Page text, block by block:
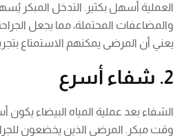
العملية أسهل بكثير. التدخل المبكر
والمضاعفات المحتملة، مما يجعل
يعني أن المرضى يمكنهم الاستمتاع
2. شفاء أسرع
الشفاء بعد عملية المياه البيضاء يكون
وقت مبكر. المرضى الذين يخضعون